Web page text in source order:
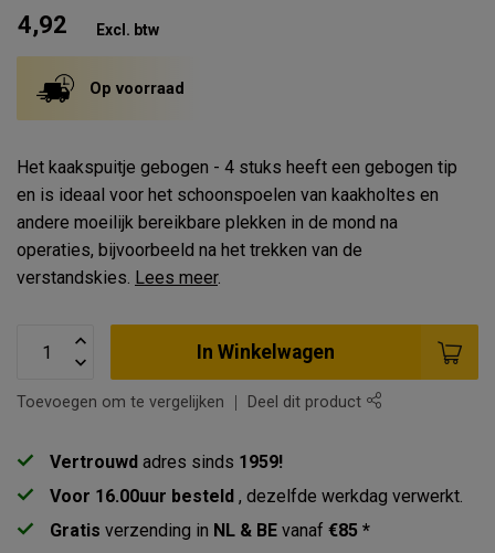
4,92 Excl. btw
Op voorraad
Het kaakspuitje gebogen - 4 stuks heeft een gebogen tip
en is ideaal voor het schoonspoelen van kaakholtes en
andere moeilijk bereikbare plekken in de mond na
operaties, bijvoorbeeld na het trekken van de
verstandskies. Lees meer.
In Winkelwagen
Toevoegen om te vergelijken Deel dit product
Vertrouwd adres sinds 1959!
Voor 16.00uur besteld , dezelfde werkdag verwerkt.
Gratis verzending in NL & BE vanaf €85 *